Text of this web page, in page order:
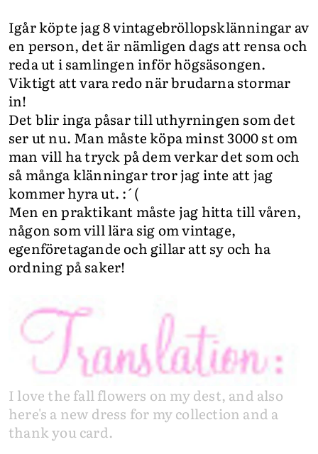
Igår köpte jag 8 vintagebröllopsklänningar av
en person, det är nämligen dags att rensa och
reda ut i samlingen inför högsäsongen.
Viktigt att vara redo när brudarna stormar
in!
Det blir inga påsar till uthyrningen som det
ser ut nu. Man måste köpa minst 3000 st om
man vill ha tryck på dem verkar det som och
så många klänningar tror jag inte att jag
kommer hyra ut. :´(
Men en praktikant måste jag hitta till våren,
någon som vill lära sig om vintage,
egenföretagande och gillar att sy och ha
ordning på saker!
I love the fall flowers on my dest, and also
here's a new dress for my collection and a
thank you card.